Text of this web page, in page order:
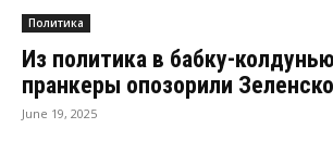
Политика
Из политика в бабку-
пранкеры опозорили
June 19, 2025